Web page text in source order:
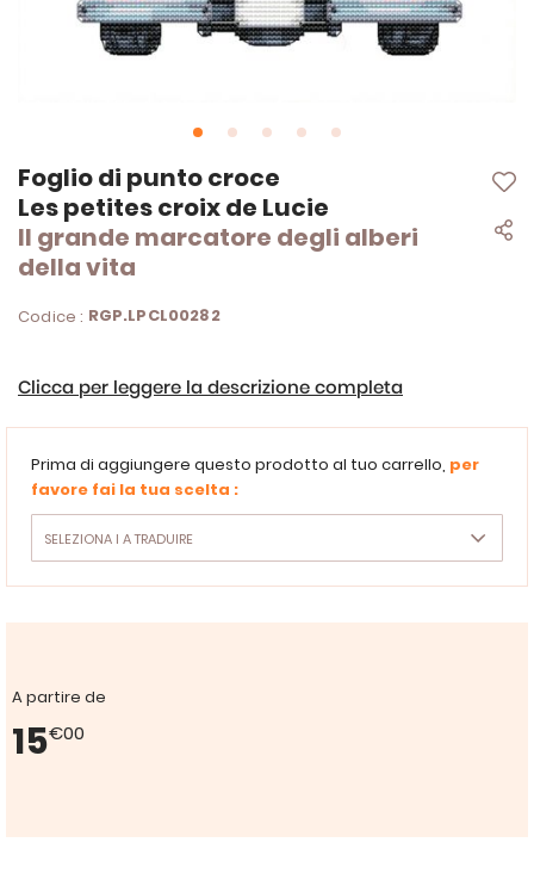
Foglio di punto croce
Les petites croix de Lucie
Il grande marcatore degli alberi
della vita
Codice : RGP.LPCL00282
Clicca per leggere la descrizione completa
Prima di aggiungere questo prodotto al tuo carrello, per
favore fai la tua scelta :
A partire de
15€00
Vai
all'inizio
della
galleria
di